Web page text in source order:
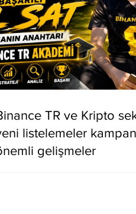
TR ve Kripto
listelemeler
gelişmeler